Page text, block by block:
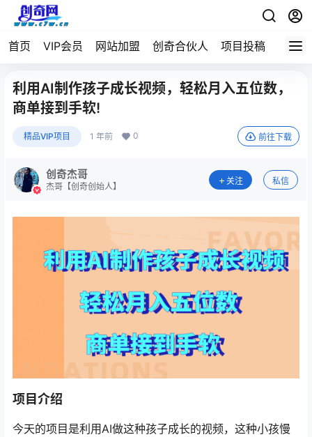
首页 VIP会员 网站加盟 创奇合伙人 项目投稿
利用AI制作孩子成长视频，轻松月入五位数，
商单接到手软!
精品VIP项目 1 年前 0 前往下载
创奇杰哥
杰哥【创奇创始人】
关注 私信
项目介绍
今天的项目是利用AI做这种孩子成长的视频，这种小孩慢